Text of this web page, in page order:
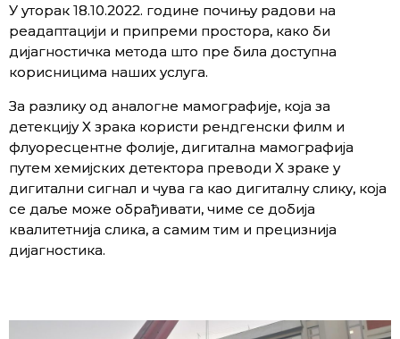
У уторак 18.10.2022. године почињу радови на
реадаптацији и припреми простора, како би
дијагностичка метода што пре била доступна
корисницима наших услуга.
За разлику од аналогне мамографије, која за
детекцију X зрака користи рендгенски филм и
флуоресцентне фолије, дигитална мамографија
путем хемијских детектора преводи X зраке у
дигитални сигнал и чува га као дигиталну слику, која
се даље може обрађивати, чиме се добија
квалитетнија слика, а самим тим и прецизнија
дијагностика.